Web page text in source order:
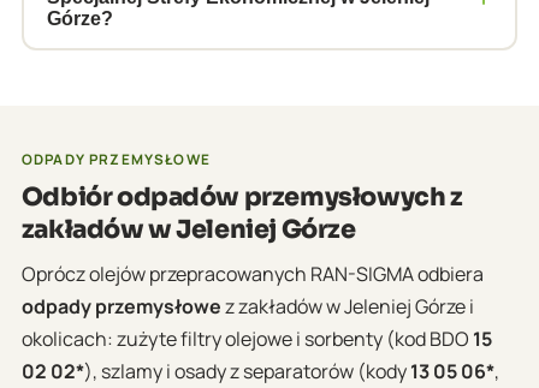
indywidualnie. Prosimy o kontakt – znajdziemy
Górze?
Zapewniamy pełną dokumentację wymaganą dla
firm w SSE.
ODPADY PRZEMYSŁOWE
Odbiór odpadów przemysłowych z
zakładów w Jeleniej Górze
Oprócz olejów przepracowanych RAN-SIGMA odbiera
odpady przemysłowez zakładów w Jeleniej Górze i
okolicach: zużyte filtry olejowe i sorbenty (kod BDO 15
02 02*), szlamy i osady z separatorów (kody13 05 06*,